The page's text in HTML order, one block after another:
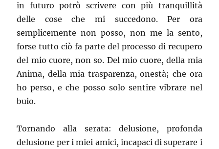
in futuro potrò scrivere con più tranquillità
delle cose che mi succedono. Per ora
semplicemente non posso, non me la sento,
forse tutto ciò fa parte del processo di recupero
del mio cuore, non so. Del mio cuore, della mia
Anima, della mia trasparenza, onestà; che ora
ho perso, e che posso solo sentire vibrare nel
buio.
Tornando alla serata: delusione, profonda
delusione per i miei amici, incapaci di superare i